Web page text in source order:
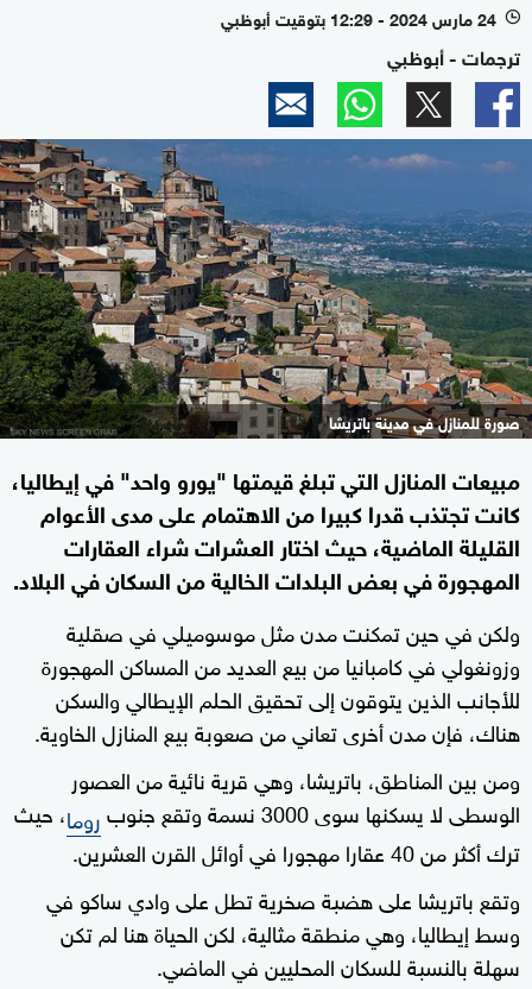
l 24 مارس 2024 - 12:29 بتوقيت أبوظبي
ترجمات - أبوظبي
صورة للمنازل في مدينة باتريشا
مبيعات المنازل التي تبلغ قيمتها "يورو واحد" في إيطاليا،
كانت تجتذب قدرا كبيرا من الاهتمام على مدى الأعوام
القليلة الماضية، حيث اختار العشرات شراء العقارات
المهجورة في بعض البلدات الخالية من السكان في البلاد.
ولكن في حين تمكنت مدن مثل موسوميلي في صقلية
وزونغولي في كامبانيا من بيع العديد من المساكن المهجورة
للأجانب الذين يتوقون إلى تحقيق الحلم الإيطالي والسكن
هناك، فإن مدن أخرى تعاني من صعوبة بيع المنازل الخاوية.
ومن بين المناطق، باتريشا، وهي قرية نائية من العصور
الوسطى لا يسكنها سوى 3000 نسمة وتقع جنوب
روما، حيث
ترك أكثر من 40 عقارا مهجورا في أوائل القرن العشرين.
وتقع باتريشا على هضبة صخرية تطل على وادي ساكو في
وسط إيطاليا، وهي منطقة مثالية، لكن الحياة هنا لم تكن
سهلة بالنسبة للسكان المحليين في الماضي.